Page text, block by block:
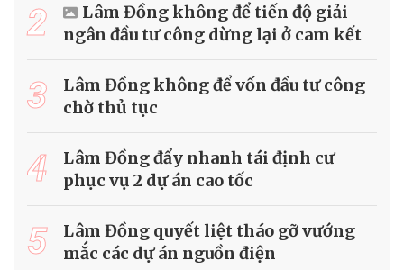
2
Lâm Đồng không để tiến độ giải
ngân đầu tư công dừng lại ở cam kết
3
Lâm Đồng không để vốn đầu tư công
chờ thủ tục
4
Lâm Đồng đẩy nhanh tái định cư
phục vụ 2 dự án cao tốc
5
Lâm Đồng quyết liệt tháo gỡ vướng
mắc các dự án nguồn điện